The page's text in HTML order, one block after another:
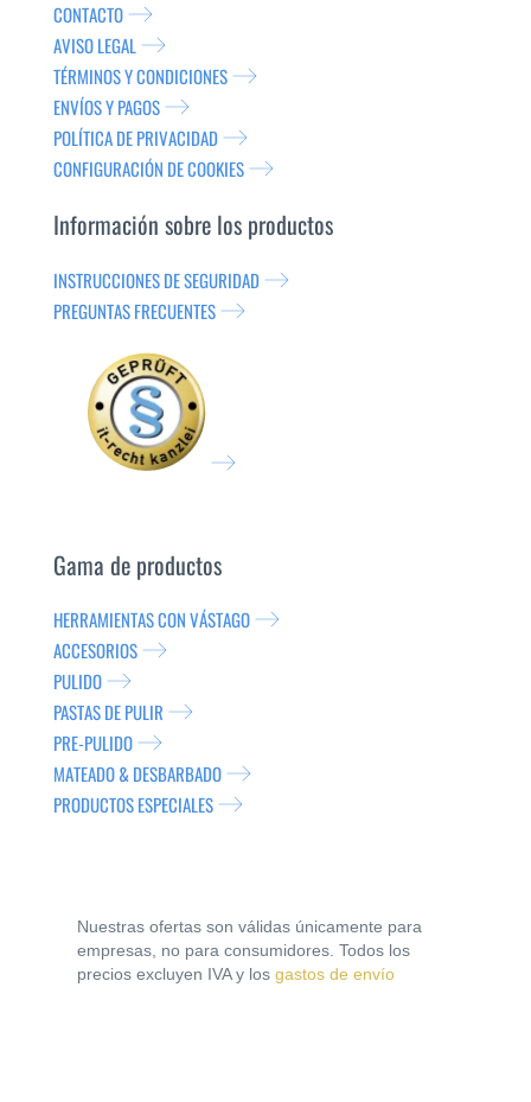
CONTACTO
AVISO LEGAL
TÉRMINOS Y CONDICIONES
ENVÍOS Y PAGOS
POLÍTICA DE PRIVACIDAD
CONFIGURACIÓN DE COOKIES
Información sobre los productos
INSTRUCCIONES DE SEGURIDAD
PREGUNTAS FRECUENTES
Gama de productos
HERRAMIENTAS CON VÁSTAGO
ACCESORIOS
PULIDO
PASTAS DE PULIR
PRE-PULIDO
MATEADO & DESBARBADO
PRODUCTOS ESPECIALES
Nuestras ofertas son válidas únicamente para
empresas, no para consumidores. Todos los
precios excluyen IVA y los gastos de envío